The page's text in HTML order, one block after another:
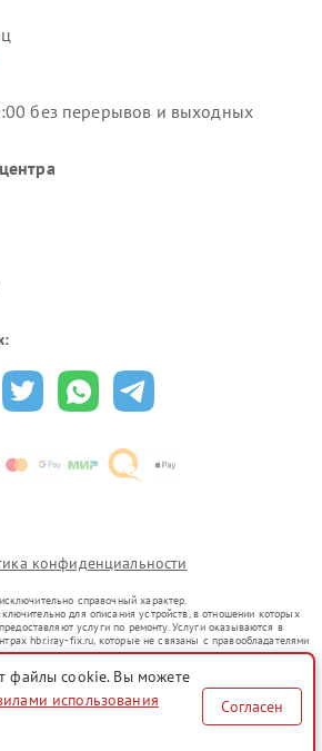
без перерывов и выходных
конфиденциальности
справочный характер.
для описания устройств, в отношении которых
услуги по ремонту. Услуги оказываются в
hbr.iray-fix.ru, которые не связаны с правообладателями
представителями.
уже введенных в гражданский оборот в соответствии
преследует цели индивидуализации услуг или введения
для информирования о предоставляемых услугах по
не является публичной офертой, определяемой
кодекса РФ
файлы cookie. Вы можете
использования
Согласен